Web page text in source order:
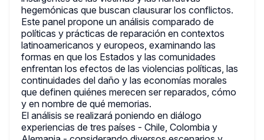
hegemónicas que buscan clausurar los conflictos.
Este panel propone un análisis comparado de
políticas y prácticas de reparación en contextos
latinoamericanos y europeos, examinando las
formas en que los Estados y las comunidades
enfrentan los efectos de las violencias políticas, las
continuidades del daño y las economías morales
que definen quiénes merecen ser reparados, cómo
y en nombre de qué memorias.
El análisis se realizará poniendo en diálogo
experiencias de tres países - Chile, Colombia y